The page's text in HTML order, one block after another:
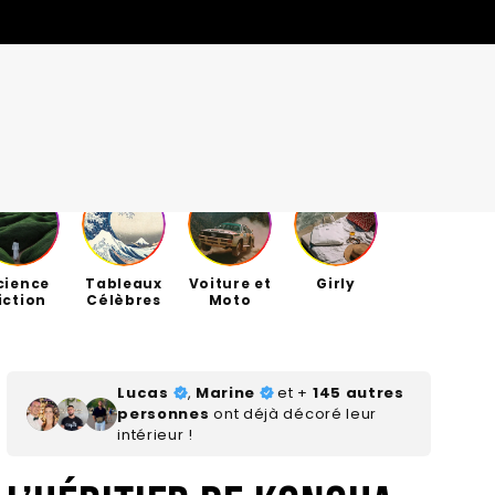
ça vient de
QUANTITÉS LIMITÉES
ça vient de
QUANTITÉS LIMITÉES
Tableaux
Célèbres
Voiture et
Moto
Girly
Lucas , Marine et + 145 autres
personnes ont déjà décoré leur
intérieur !